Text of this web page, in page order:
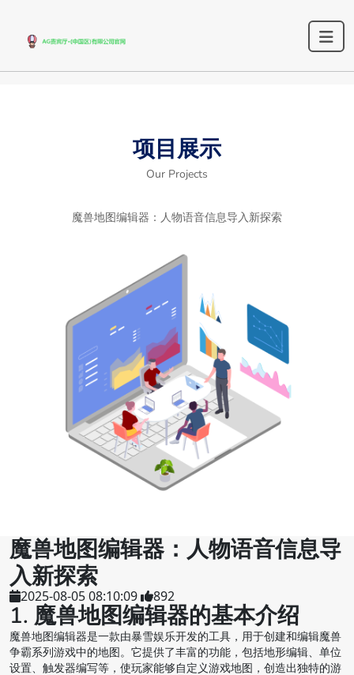
项目展示
Our Projects
魔兽地图编辑器：人物语音信息导入新探索
魔兽地图编辑器：人物语音信息导
入新探索
2025-08-05 08:10:09 892
1. 魔兽地图编辑器的基本介绍
魔兽地图编辑器是一款由暴雪娱乐开发的工具，用于创建和编辑魔兽
争霸系列游戏中的地图。它提供了丰富的功能，包括地形编辑、单位
设置、触发器编写等，使玩家能够自定义游戏地图，创造出独特的游